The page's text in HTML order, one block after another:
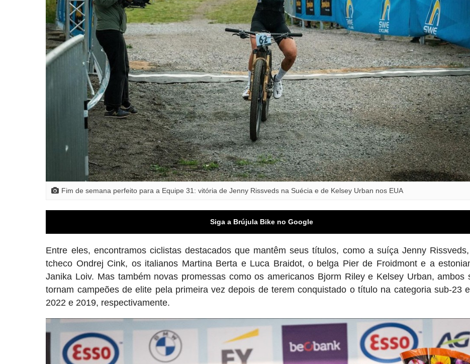
Fim de semana perfeito para a Equipe 31: vitória de Jenny Rissveds na Suécia e de Kelsey Urban nos EUA
Siga a Brújula Bike no Google
Entre eles, encontramos ciclistas destacados que mantêm seus títulos, como a suíça Jenny
tcheco Ondrej Cink, os italianos Martina Berta e Luca Braidot, o belga Pier de Froidmont e a
Janika Loiv. Mas também novas promessas como os americanos Bjorm Riley e Kelsey Urban, ambos
tornam campeões de elite pela primeira vez depois de terem conquistado o título na categoria sub-23
2022 e 2019, respectivamente.